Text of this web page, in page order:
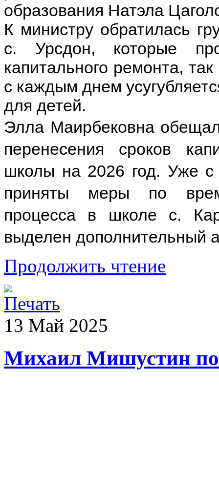
образования Натэла
К министру обратилась
с. Урсдон, которые
капитального ремонта,
с каждым днем
для детей.
Элла Маирбековна
перенесения сроков
школы на 2026 год. Уже с
приняты меры по
процесса в школе с.
выделен дополнительный
Продолжить чтение
13 Май 2025
Михаил Мишустин